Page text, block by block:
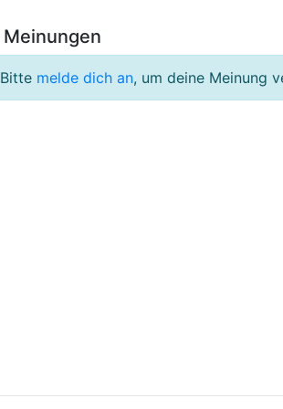
Meinungen
Bitte melde dich an, um deine Meinung